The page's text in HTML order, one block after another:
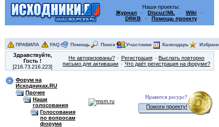
Наши проекты:
Журнал · Discuz!ML · Wiki ·
DRKB· Помощь проекту
ПРАВИЛА FAQ Помощь Поиск Участники Календарь
Здравствуйте,
Гость!
[216.73.216.223]
Не авторизованы? Регистрация
Выслать повторно
письмо для активации
Что даёт регистрация на форуме?
Форум на
Исходниках.RU
Прочее
Наши
голосования
Голосования
по вопросам
форума
Нравится ресурс?
Помоги проекту!